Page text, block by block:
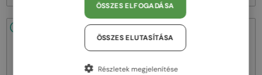
48/72 -20%
ÖSSZES ELFOGADÁSA
ÖSSZES ELUTASÍTÁSA
Részletek megjelenítése